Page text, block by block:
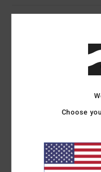
basé sur1 avis
100% de nos
Choose